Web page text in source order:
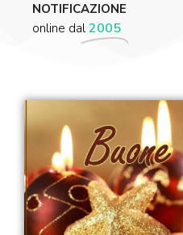
NOTIFICAZIONE
online dal2005